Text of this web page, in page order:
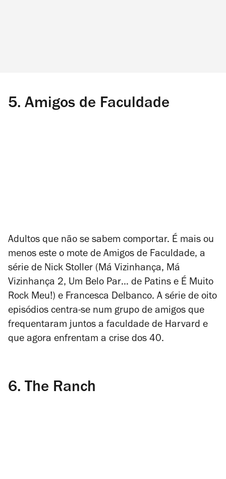
5. Amigos de Faculdade
Adultos que não se sabem comportar. É mais ou
menos este o mote de Amigos de Faculdade, a
série de Nick Stoller (Má Vizinhança, Má
Vizinhança 2, Um Belo Par… de Patins e É Muito
Rock Meu!) e Francesca Delbanco. A série de oito
episódios centra-se num grupo de amigos que
frequentaram juntos a faculdade de Harvard e
que agora enfrentam a crise dos 40.
6. The Ranch